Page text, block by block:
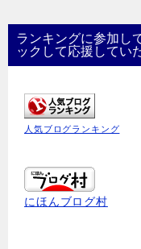
ランキングに参加し
ックして応援してい
人気ブログランキング
にほんブログ村